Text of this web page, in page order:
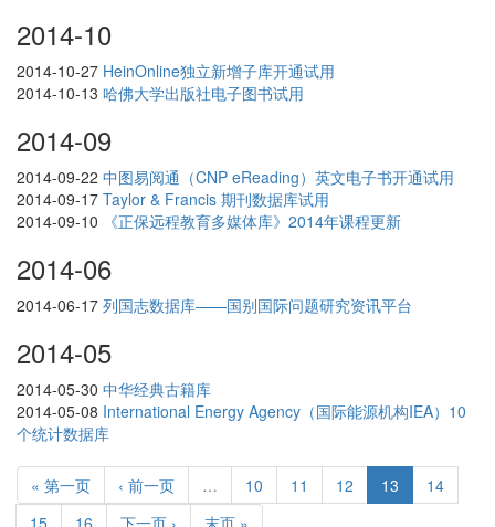
2014-10
2014-10-27 HeinOnline独立新增子库开通试用
2014-10-13 哈佛大学出版社电子图书试用
2014-09
2014-09-22 中图易阅通（CNP eReading）英文电子书开通试用
2014-09-17 Taylor & Francis 期刊数据库试用
2014-09-10
《正保远程教育多媒体库》2014年课程更新
2014-06
2014-06-17 列国志数据库——国别国际问题研究资讯平台
2014-05
2014-05-30 中华经典古籍库
2014-05-08 International Energy Agency（国际能源机构IEA）10
个统计数据库
« 第一页 ‹ 前一页 … 10 11 12 13
14